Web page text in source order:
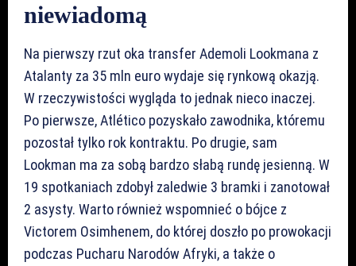
niewiadomą
Na pierwszy rzut oka transfer Ademoli Lookmana z
Atalanty za 35 mln euro wydaje się rynkową okazją.
W rzeczywistości wygląda to jednak nieco inaczej.
Po pierwsze, Atlético pozyskało zawodnika, któremu
pozostał tylko rok kontraktu. Po drugie, sam
Lookman ma za sobą bardzo słabą rundę jesienną. W
19 spotkaniach zdobył zaledwie 3 bramki i zanotował
2 asysty. Warto również wspomnieć o bójce z
Victorem Osimhenem, do której doszło po prowokacji
podczas Pucharu Narodów Afryki, a także o